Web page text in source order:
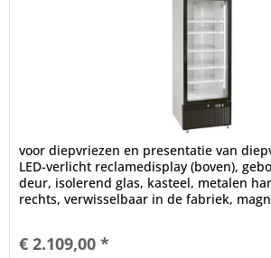
voor diepvriezen en presentatie van
LED-verlicht reclamedisplay (boven),
deur, isolerend glas, kasteel, metalen
rechts, verwisselbaar in de fabriek,
€ 2.109,00 *